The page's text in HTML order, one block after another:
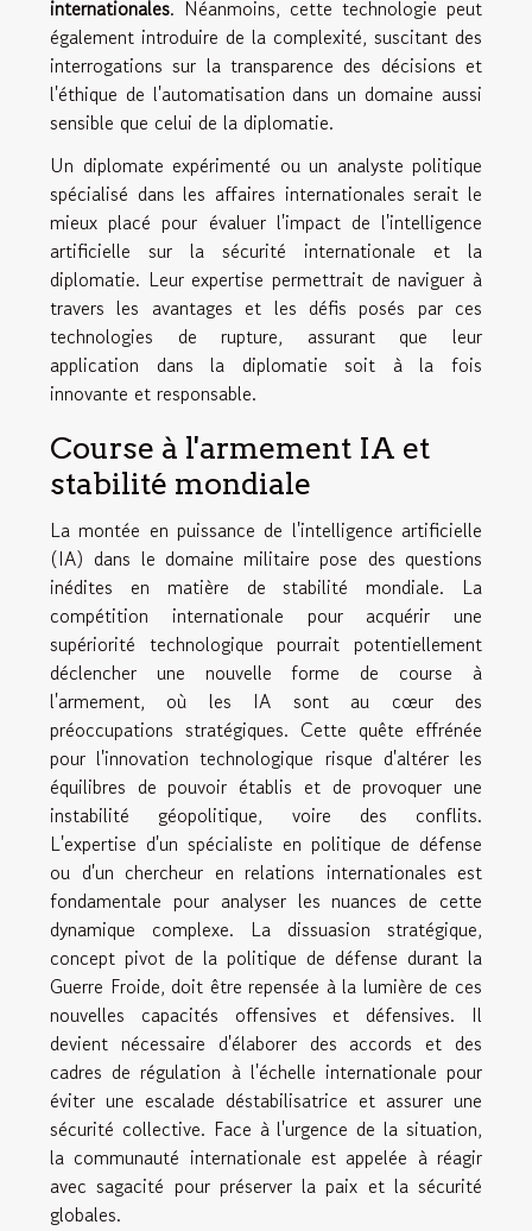
internationales. Néanmoins, cette technologie peut
également introduire de la complexité, suscitant des
interrogations sur la transparence des décisions et
l'éthique de l'automatisation dans un domaine aussi
sensible que celui de la diplomatie.
Un diplomate expérimenté ou un analyste politique
spécialisé dans les affaires internationales serait le
mieux placé pour évaluer l'impact de l'intelligence
artificielle sur la sécurité internationale et la
diplomatie. Leur expertise permettrait de naviguer à
travers les avantages et les défis posés par ces
technologies de rupture, assurant que leur
application dans la diplomatie soit à la fois
innovante et responsable.
Course à l'armement IA et
stabilité mondiale
La montée en puissance de l'intelligence artificielle
(IA) dans le domaine militaire pose des questions
inédites en matière de stabilité mondiale. La
compétition internationale pour acquérir une
supériorité technologique pourrait potentiellement
déclencher une nouvelle forme de course à
l'armement, où les IA sont au cœur des
préoccupations stratégiques. Cette quête effrénée
pour l'innovation technologique risque d'altérer les
équilibres de pouvoir établis et de provoquer une
instabilité géopolitique, voire des conflits.
L'expertise d'un spécialiste en politique de défense
ou d'un chercheur en relations internationales est
fondamentale pour analyser les nuances de cette
dynamique complexe. La dissuasion stratégique,
concept pivot de la politique de défense durant la
Guerre Froide, doit être repensée à la lumière de ces
nouvelles capacités offensives et défensives. Il
devient nécessaire d'élaborer des accords et des
cadres de régulation à l'échelle internationale pour
éviter une escalade déstabilisatrice et assurer une
sécurité collective. Face à l'urgence de la situation,
la communauté internationale est appelée à réagir
avec sagacité pour préserver la paix et la sécurité
globales.